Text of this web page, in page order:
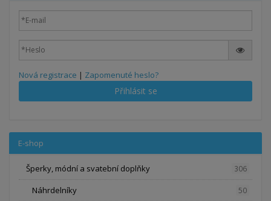
Nová registrace | Zapomenuté heslo?
Přihlásit se
E-shop
Šperky, módní a svatební doplňky 306
Náhrdelníky 50